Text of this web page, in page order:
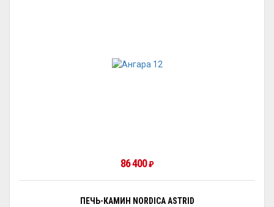
86 400₽
ПЕЧЬ-КАМИН NORDICA ASTRID